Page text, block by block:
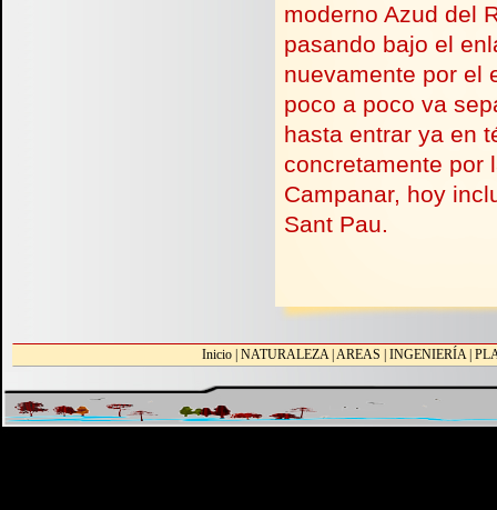
moderno Azud del
pasando bajo el
nuevamente por el
poco a poco va
hasta entrar ya en
concretamente por
Campanar, hoy
Sant Pau.
Inicio| NATURALEZA| AREAS INGENIERÍA|